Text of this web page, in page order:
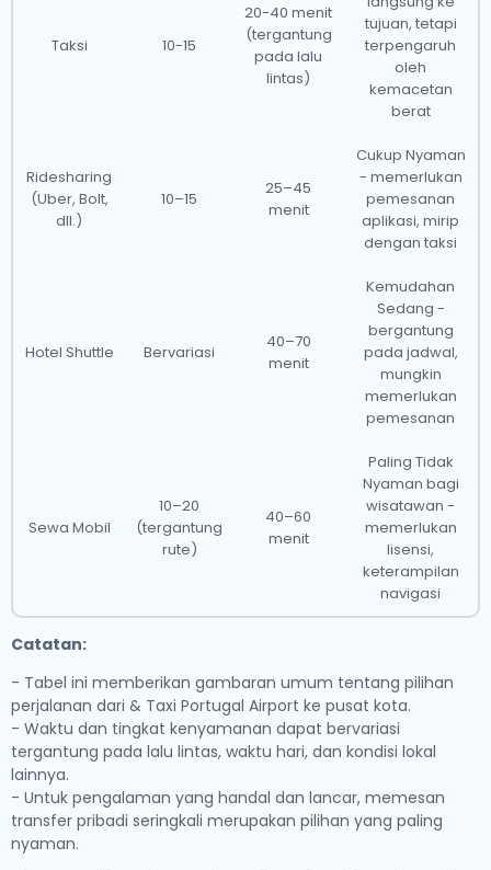
Taksi 10-15
20-40 menit
(tergantung
pada lalu
lintas)
tujuan, tetapi
terpengaruh
oleh
kemacetan
berat
Ridesharing
(Uber, Bolt,
dll.)
10–15
25–45
menit
Cukup Nyaman
- memerlukan
pemesanan
aplikasi, mirip
dengan taksi
Hotel Shuttle Bervariasi
40–70
menit
Kemudahan
Sedang -
bergantung
pada jadwal,
mungkin
memerlukan
pemesanan
Sewa Mobil
10–20
(tergantung
rute)
40–60
menit
Paling Tidak
Nyaman bagi
wisatawan -
memerlukan
lisensi,
keterampilan
navigasi
Catatan:
- Tabel ini memberikan gambaran umum tentang pilihan
perjalanan dari & Taxi Portugal Airport ke pusat kota.
- Waktu dan tingkat kenyamanan dapat bervariasi
tergantung pada lalu lintas, waktu hari, dan kondisi lokal
lainnya.
- Untuk pengalaman yang handal dan lancar, memesan
transfer pribadi seringkali merupakan pilihan yang paling
nyaman.